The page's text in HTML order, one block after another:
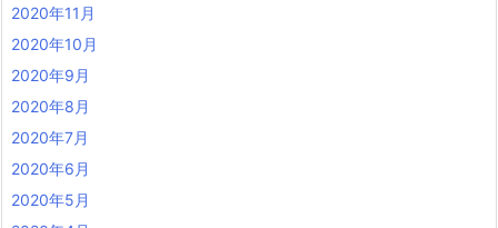
2020年11月
2020年10月
2020年9月
2020年8月
2020年7月
2020年6月
2020年5月